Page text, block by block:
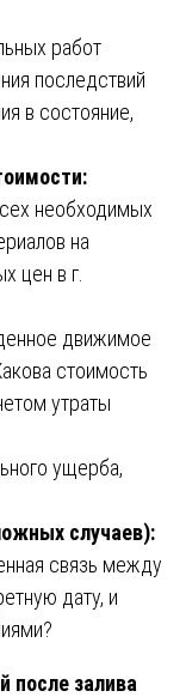
работ
последствий
в состояние,
необходимых
на
цен в г.
движимое
стоимость
утраты
ущерба,
случаев):
связь между
дату, и
после залива